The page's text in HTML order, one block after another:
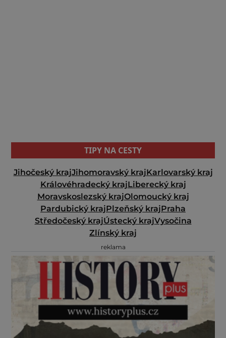
TIPY NA CESTY
Jihočeský krajJihomoravský krajKarlovarský kraj
Královéhradecký krajLiberecký kraj
Moravskoslezský krajOlomoucký kraj
Pardubický krajPlzeňský krajPraha
Středočeský krajÚstecký krajVysočina
Zlínský kraj
reklama